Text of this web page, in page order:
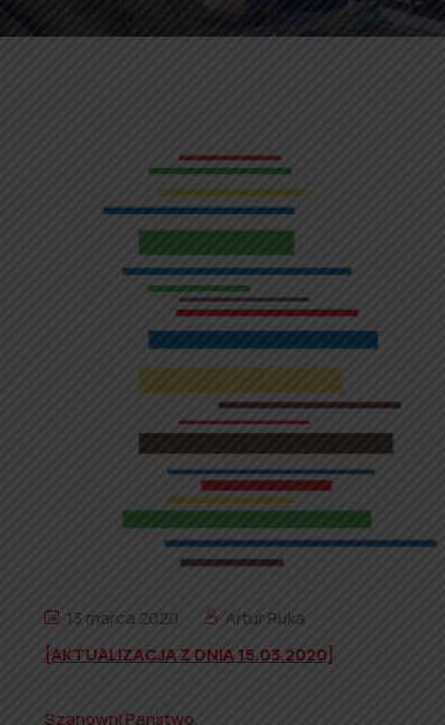
13 marca 2020
Artur Ruka
[AKTUALIZACJA Z DNIA 15.03.2020]
Szanowni Państwo,